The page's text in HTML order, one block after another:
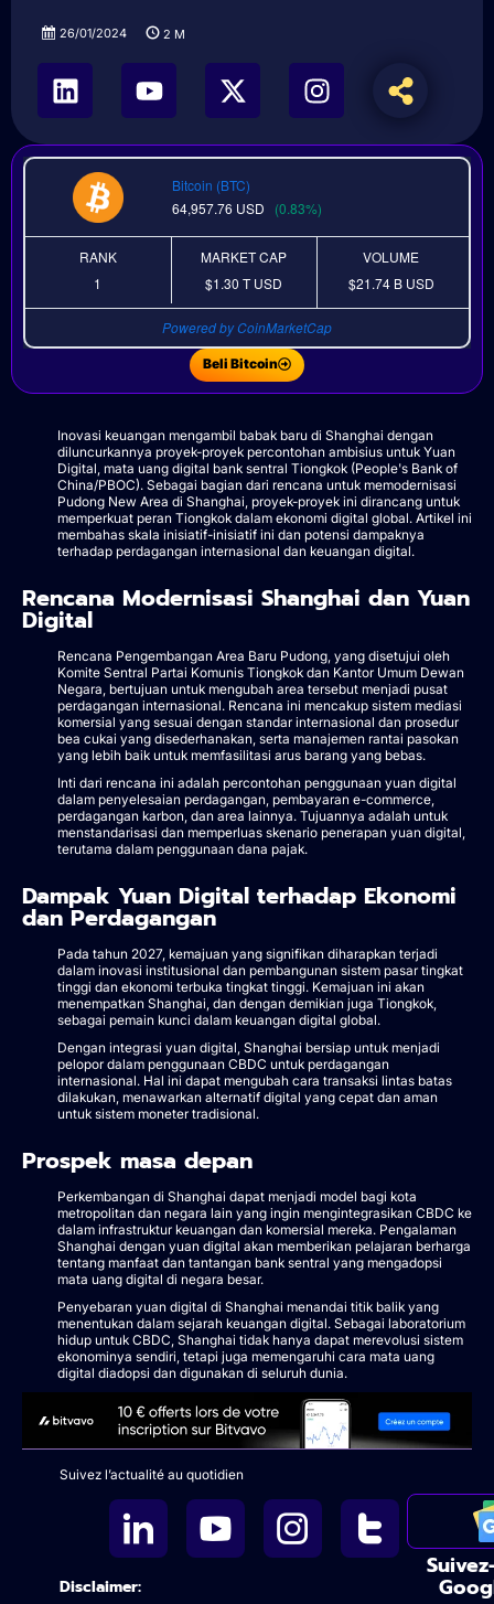
26/01/2024 2 M
Bitcoin (BTC)
64,957.76 USD (0.83%)
RANK
1
MARKET CAP
$1.30 TUSD
VOLUME
$21.74 B USD
Powered by CoinMarketCap
Beli Bitcoin
Inovasi keuangan mengambil babak baru di Shanghai dengan
diluncurkannya proyek-proyek percontohan ambisius untuk Yuan
Digital, mata uang digital bank sentral Tiongkok (People's Bank of
China/PBOC). Sebagai bagian dari rencana untuk memodernisasi
Pudong New Area di Shanghai, proyek-proyek ini dirancang untuk
memperkuat peran Tiongkok dalam ekonomi digital global. Artikel ini
membahas skala inisiatif-inisiatif ini dan potensi dampaknya
terhadap perdagangan internasional dan keuangan digital.
Rencana Modernisasi Shanghai dan Yuan
Digital
Rencana Pengembangan Area Baru Pudong, yang disetujui oleh
Komite Sentral Partai Komunis Tiongkok dan Kantor Umum Dewan
Negara, bertujuan untuk mengubah area tersebut menjadi pusat
perdagangan internasional. Rencana ini mencakup sistem mediasi
komersial yang sesuai dengan standar internasional dan prosedur
bea cukai yang disederhanakan, serta manajemen rantai pasokan
yang lebih baik untuk memfasilitasi arus barang yang bebas.
Inti dari rencana ini adalah percontohan penggunaan yuan digital
dalam penyelesaian perdagangan, pembayaran e-commerce,
perdagangan karbon, dan area lainnya. Tujuannya adalah untuk
menstandarisasi dan memperluas skenario penerapan yuan digital,
terutama dalam penggunaan dana pajak.
Dampak Yuan Digital terhadap Ekonomi
dan Perdagangan
Pada tahun 2027, kemajuan yang signifikan diharapkan terjadi
dalam inovasi institusional dan pembangunan sistem pasar tingkat
tinggi dan ekonomi terbuka tingkat tinggi. Kemajuan ini akan
menempatkan Shanghai, dan dengan demikian juga Tiongkok,
sebagai pemain kunci dalam keuangan digital global.
Dengan integrasi yuan digital, Shanghai bersiap untuk menjadi
pelopor dalam penggunaan CBDC untuk perdagangan
internasional. Hal ini dapat mengubah cara transaksi lintas batas
dilakukan, menawarkan alternatif digital yang cepat dan aman
untuk sistem moneter tradisional.
Prospek masa depan
Perkembangan di Shanghai dapat menjadi model bagi kota
metropolitan dan negara lain yang ingin mengintegrasikan CBDC ke
dalam infrastruktur keuangan dan komersial mereka. Pengalaman
Shanghai dengan yuan digital akan memberikan pelajaran berharga
tentang manfaat dan tantangan bank sentral yang mengadopsi
mata uang digital di negara besar.
Penyebaran yuan digital di Shanghai menandai titik balik yang
menentukan dalam sejarah keuangan digital. Sebagai laboratorium
hidup untuk CBDC, Shanghai tidak hanya dapat merevolusi sistem
ekonominya sendiri, tetapi juga memengaruhi cara mata uang
digital diadopsi dan digunakan di seluruh dunia.
Suivez l’actualité au quotidien
Disclaimer: